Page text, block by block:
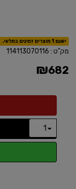
ישנם 1 מוצרים זמינים במלאי.
מק"ט : 114113070116
₪682